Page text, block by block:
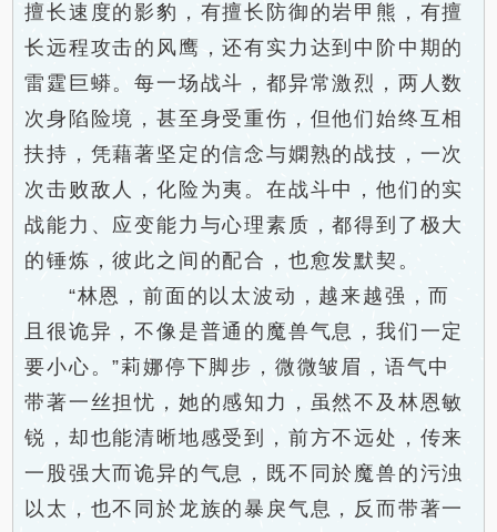
擅长速度的影豹，有擅长防御的岩甲熊，有擅
长远程攻击的风鹰，还有实力达到中阶中期的
雷霆巨蟒。每一场战斗，都异常激烈，两人数
次身陷险境，甚至身受重伤，但他们始终互相
扶持，凭藉著坚定的信念与嫻熟的战技，一次
次击败敌人，化险为夷。在战斗中，他们的实
战能力、应变能力与心理素质，都得到了极大
的锤炼，彼此之间的配合，也愈发默契。
“林恩，前面的以太波动，越来越强，而
且很诡异，不像是普通的魔兽气息，我们一定
要小心。”莉娜停下脚步，微微皱眉，语气中
带著一丝担忧，她的感知力，虽然不及林恩敏
锐，却也能清晰地感受到，前方不远处，传来
一股强大而诡异的气息，既不同於魔兽的污浊
以太，也不同於龙族的暴戾气息，反而带著一